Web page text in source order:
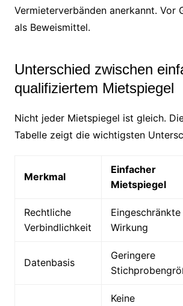
Vermieterverbänden anerkannt. Vor
als Beweismittel.
Unterschied zwischen
qualifiziertem Mietspiegel
Nicht jeder Mietspiegel ist gleich.
Tabelle zeigt die wichtigsten
Merkmal
Einfacher
Mietspiegel
Rechtliche
Verbindlichkeit
Eingeschränkte
Wirkung
Datenbasis
Geringere
Keine